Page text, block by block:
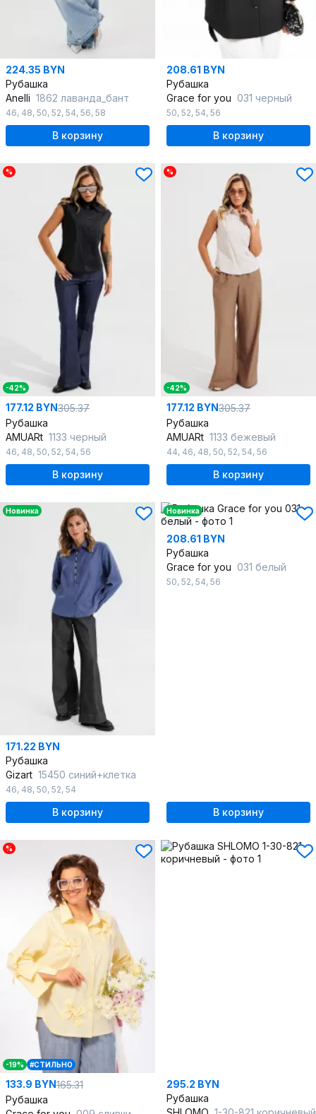
224.35 BYN
Рубашка
Anelli 1862 лаванда_бант
46, 48, 50, 52, 54, 56, 58
В корзину
208.61 BYN
Рубашка
Grace for you 031 черный
50, 52, 54, 56
В корзину
%
-42%
177.12 BYN305.37
Рубашка
AMUARt 1133 черный
46, 48, 50, 52, 54, 56
В корзину
%
-42%
177.12 BYN305.37
Рубашка
AMUARt 1133 бежевый
44, 46, 48, 50, 52, 54, 56
В корзину
Новинка
171.22 BYN
Рубашка
Gizart 15450 синий+клетка
46, 48, 50, 52, 54
В корзину
Новинка
208.61 BYN
Рубашка
Grace for you 031 белый
50, 52, 54, 56
В корзину
%
-19% #СТИЛЬНО
133.9 BYN165.31
Рубашка
295.2 BYN
Рубашка